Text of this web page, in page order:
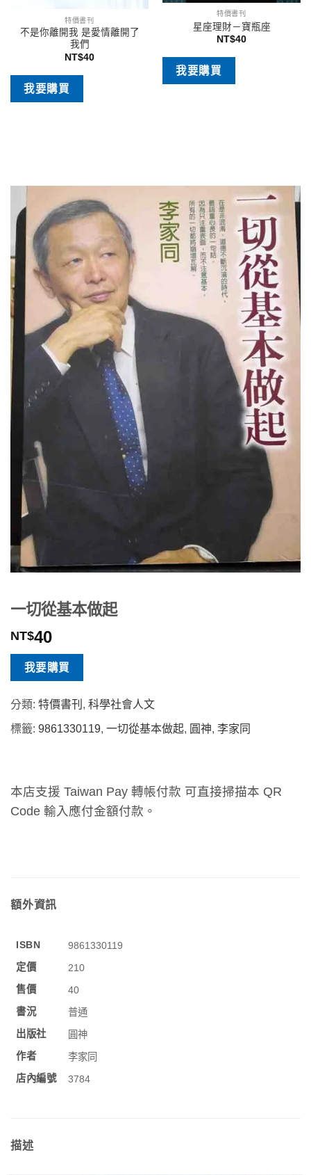
特價書刊
不是你離開我 是愛情離開了
我們
NT$40
我要購買
特價書刊
星座理財－寶瓶座
NT$40
我要購買
一切從基本做起
NT$40
我要購買
分類: 特價書刊 , 科學社會人文
標籤: 9861330119, 一切從基本做起, 圓神, 李家同
本店支援 Taiwan Pay 轉帳付款 可直接掃描本 QR
Code 輸入應付金額付款。
額外資訊
ISBN
9861330119
定價
210
售價
40
書況
普通
出版社
圓神
作者
李家同
店內編號
3784
描述